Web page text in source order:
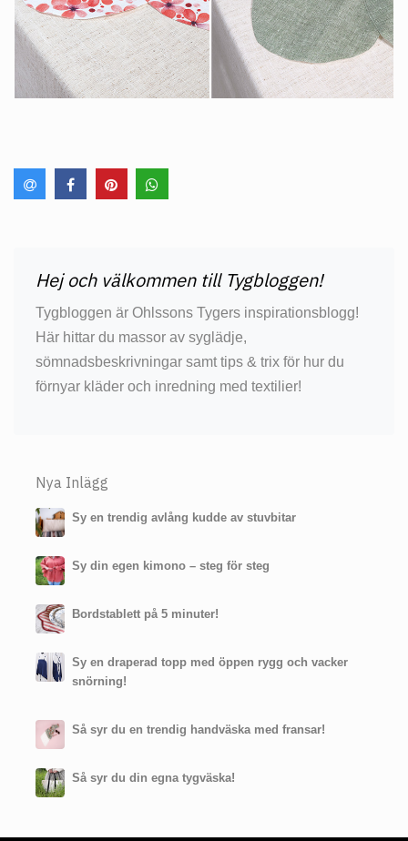
Hej och välkommen till Tygbloggen!
Tygbloggen är Ohlssons Tygers inspirationsblogg!
Här hittar du massor av syglädje,
sömnadsbeskrivningar samt tips & trix för hur du
förnyar kläder och inredning med textilier!
Nya Inlägg
Sy en trendig avlång kudde av stuvbitar
Sy din egen kimono – steg för steg
Bordstablett på 5 minuter!
Sy en draperad topp med öppen rygg och vacker
snörning!
Så syr du en trendig handväska med fransar!
Så syr du din egna tygväska!